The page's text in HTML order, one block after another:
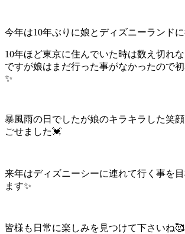
今年は10年ぶりに娘とディズニーランド
10年ほど東京に住んでいた時は数え切れ
ですが娘はまだ行った事がなかったので
✨
暴風雨の日でしたが娘のキラキラした笑
ごせました💓
来年はディズニーシーに連れて行く事を
ます✨
皆様も日常に楽しみを見つけて下さいね🥰